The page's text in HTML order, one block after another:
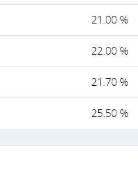
21.00 %
22.00 %
21.70 %
25.50 %